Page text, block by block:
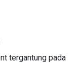
tergantung pada